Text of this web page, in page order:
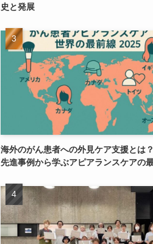
史と発展
海外のがん患者への外見ケア支援とは
先進事例から学ぶアピアランスケアの